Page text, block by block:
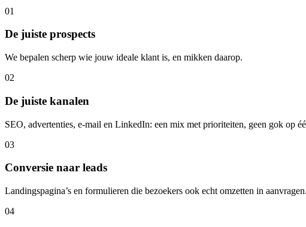
01
De juiste prospects
We bepalen scherp wie jouw ideale klant is, en mikken daarop.
02
De juiste kanalen
SEO, advertenties, e-mail en LinkedIn: een mix met prioriteiten, geen gok op
03
Conversie naar leads
Landingspagina’s en formulieren die bezoekers ook echt omzetten in aanvragen.
04